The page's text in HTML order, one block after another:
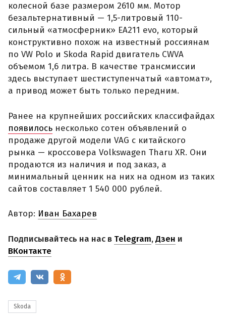
колесной базе размером 2610 мм. Мотор
безальтернативный — 1,5-литровый 110-
сильный «атмосферник» ЕА211 evo, который
конструктивно похож на известный россиянам
по VW Polo и Skoda Rapid двигатель CWVA
объемом 1,6 литра. В качестве трансмиссии
здесь выступает шестиступенчатый «автомат»,
а привод может быть только передним.
Ранее на крупнейших российских классифайдах
появилось несколько сотен объявлений о
продаже другой модели VAG с китайского
рынка — кроссовера Volkswagen Tharu XR. Они
продаются из наличия и под заказ, а
минимальный ценник на них на одном из таких
сайтов составляет 1 540 000 рублей.
Автор: Иван Бахарев
Подписывайтесь на нас в Telegram,Дзен и
ВКонтакте
Skoda